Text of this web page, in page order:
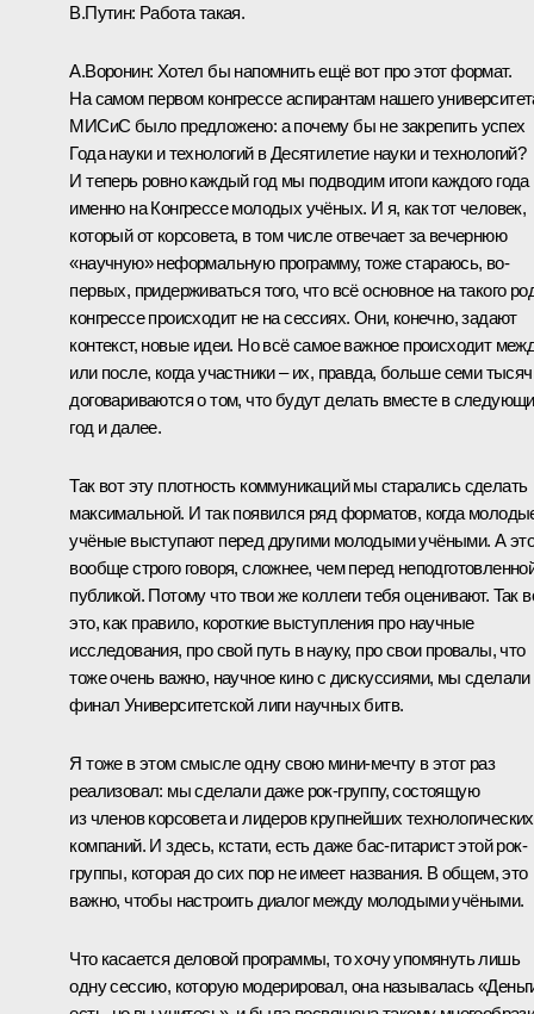
В.Путин: Работа такая.
А.Воронин: Хотел бы напомнить ещё вот про этот формат.
На самом первом конгрессе аспирантам нашего
МИСиС было предложено: а почему бы не закрепить успех
Года науки и технологий в Десятилетие науки и технологий?
И теперь ровно каждый год мы подводим итоги каждого года
именно на Конгрессе молодых учёных. И я, как тот человек,
который от корсовета, в том числе отвечает за вечернюю
«научную» неформальную программу, тоже стараюсь, во-
первых, придерживаться того, что всё основное на такого
конгрессе происходит не на сессиях. Они, конечно, задают
контекст, новые идеи. Но всё самое важное происходит
или после, когда участники – их, правда, больше семи
договариваются о том, что будут делать вместе в
год и далее.
Так вот эту плотность коммуникаций мы старались сделать
максимальной. И так появился ряд форматов, когда
учёные выступают перед другими молодыми учёными. А
вообще строго говоря, сложнее, чем перед
публикой. Потому что твои же коллеги тебя оценивают. Так
это, как правило, короткие выступления про научные
исследования, про свой путь в науку, про свои провалы, что
тоже очень важно, научное кино с дискуссиями, мы сделали
финал Университетской лиги научных битв.
Я тоже в этом смысле одну свою мини-мечту в этот раз
реализовал: мы сделали даже рок-группу, состоящую
из членов корсовета и лидеров крупнейших технологических
компаний. И здесь, кстати, есть даже бас-гитарист этой рок-
группы, которая до сих пор не имеет названия. В общем, это
важно, чтобы настроить диалог между молодыми учёными.
Что касается деловой программы, то хочу упомянуть лишь
одну сессию, которую модерировал, она называлась